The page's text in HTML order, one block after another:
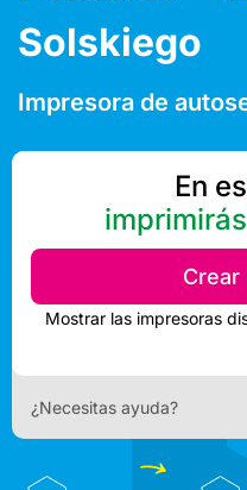
Solskiego
Impresora de
En
imprimirás
Crear
Mostrar las impresoras
¿Necesitas ayuda?